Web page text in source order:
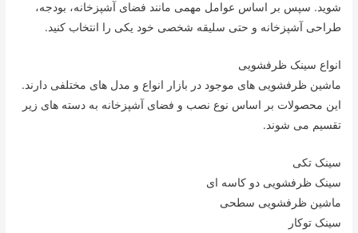
شوید. سپس بر اساس عوامل مهمی مانند فضای آشپزخانه، بودجه،
طراحی آشپزخانه و حتی سلیقه شخصی خود یکی را انتخاب کنید.
انواع سینک ظرفشویی
ماشین ظرفشویی های موجود در بازار انواع و مدل های مختلفی دارند.
این محصولات بر اساس نوع نصب و فضای آشپزخانه به دسته های زیر
تقسیم می شوند.
سینک تکی
سینک ظرفشویی دو کاسه ای
ماشین ظرفشویی سطحی
سینک توکار